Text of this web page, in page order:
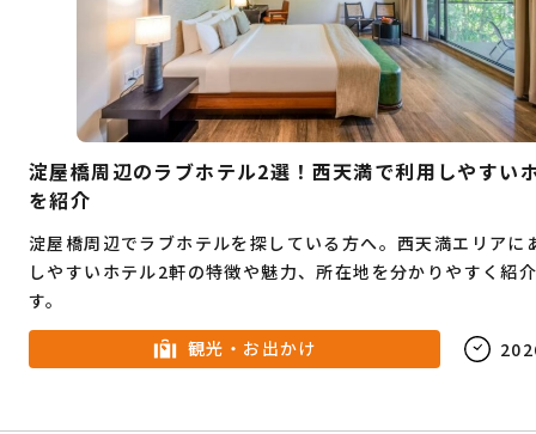
淀屋橋周辺のラブホテル2選！西天満で利用しやすい
を紹介
淀屋橋周辺でラブホテルを探している方へ。西天満エリアに
しやすいホテル2軒の特徴や魅力、所在地を分かりやすく紹
す。
観光・お出かけ